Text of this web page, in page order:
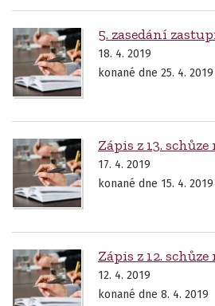
5. zasedání
18. 4. 2019
konané dne 25. 4. 2019
Zápis z 13.
17. 4. 2019
konané dne 15. 4. 2019
Zápis z 12.
12. 4. 2019
konané dne 8. 4. 2019